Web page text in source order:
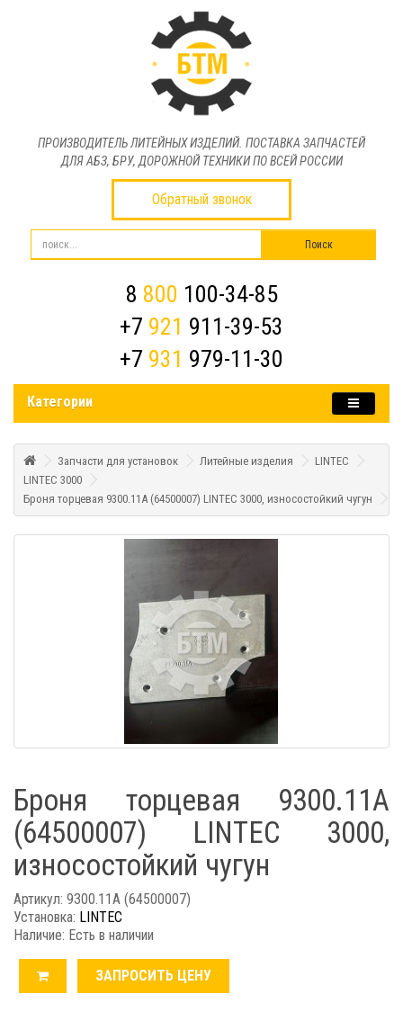
ПРОИЗВОДИТЕЛЬ ЛИТЕЙНЫХ ИЗДЕЛИЙ. ПОСТАВКА ЗАПЧАСТЕЙ
ДЛЯ АБЗ, БРУ, ДОРОЖНОЙ ТЕХНИКИ ПО ВСЕЙ РОССИИ
Обратный звонок
8 800 100-34-85
+7 921 911-39-53
+7 931 979-11-30
Категории
Запчасти для установок Литейные изделия
LINTEC
LINTEC 3000
Броня торцевая 9300.11А (64500007) LINTEC 3000, износостойкий чугун
Броня торцевая 9300.11А
(64500007) LINTEC 3000,
износостойкий чугун
Артикул: 9300.11А (64500007)
Установка: LINTEC
Наличие: Есть в наличии
ЗАПРОСИТЬ ЦЕНУ